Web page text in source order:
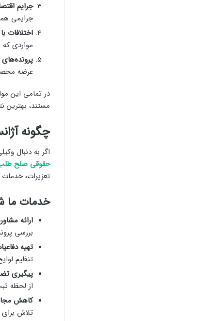
جرایم
جرایمی
اختلافات
مواردی
عرضه
در تمامی این
مستند، بهترین
چگونه
اگر به دنبال
حقوقی صلح
تعزیرات،
خدمات ما
ارائه
بررسی
تهیه
تنظیم
پیگیری
از لحظه
کاهش
تلاش برای